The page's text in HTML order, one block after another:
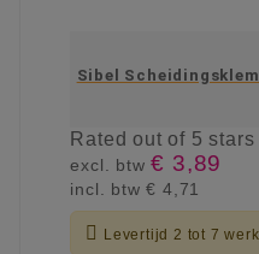
Sibel
Ratedout of 5 stars
excl. btw€ 3,89
incl. btw€ 4,71
 Levertijd 2 tot 7